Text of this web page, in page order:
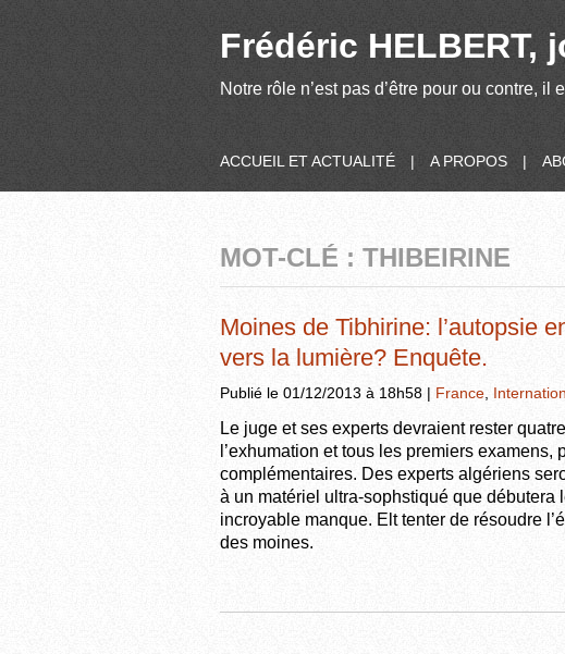
Frédéric
Notre rôle n’est pas d’être pour ou contre,
ACCUEIL ET ACTUALITÉ | A PROPOS |
MOT-CLÉ : THIBEIRINE
Moines de Tibhirine: l’autopsie
vers la lumière? Enquête.
Publié le 01/12/2013 à 18h58 | France
Le juge et ses experts devraient rester
l’exhumation et tous les premiers
complémentaires. Des experts algériens
à un matériel ultra-sophstiqué que débutera
incroyable manque. Elt tenter de résoudre
des moines.